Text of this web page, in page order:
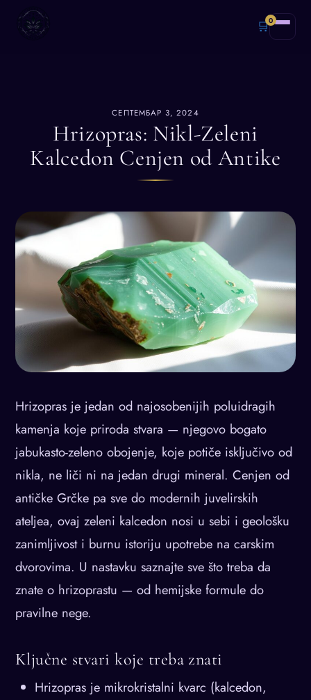
🛒0
СЕПТЕМБАР 3, 2024
Hrizopras: Nikl-Zeleni
Kalcedon Cenjen od Antike
Hrizopras je jedan od najosobenijih poluidragih
kamenja koje priroda stvara — njegovo bogato
jabukasto-zeleno obojenje, koje potiče isključivo od
nikla, ne liči ni na jedan drugi mineral. Cenjen od
antičke Grčke pa sve do modernih juvelirskih
ateljea, ovaj zeleni kalcedon nosi u sebi i geološku
zanimljivost i burnu istoriju upotrebe na carskim
dvorovima. U nastavku saznajte sve što treba da
znate o hrizoprastu — od hemijske formule do
pravilne nege.
Ključne stvari koje treba znati
Hrizopras je mikrokristalni kvarc (kalcedon,